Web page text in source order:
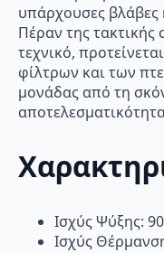
υπάρχουσες
Πέραν της τακτικής
τεχνικό,
φίλτρων και των
μονάδας από τη
Ισχύς Ψύξης:
Ισχύς